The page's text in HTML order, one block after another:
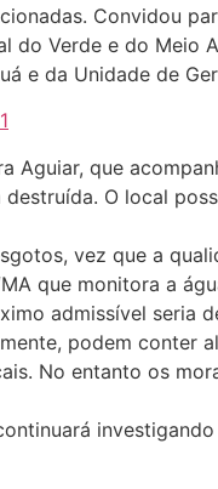
Convidou
do Verde e do Meio
e da Unidade de
Aguiar, que
O local
vez que a
que monitora a
admissível seria
podem conter
No entanto os